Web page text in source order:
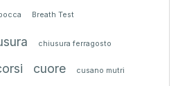
Breath Test
chiusura ferragosto
cuore cusano mutri